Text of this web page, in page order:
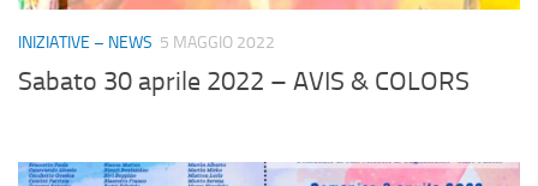
INIZIATIVE – NEWS 5 MAGGIO 2022
Sabato 30 aprile 2022 – AVIS & COLORS